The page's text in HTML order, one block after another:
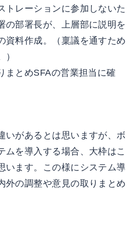
レーションに参加しないた
の部署長が、上層部に説明を
資料作成。（稟議を通すため
とめSFAの営業担当に確
いがあるとは思いますが、ボ
ムを導入する場合、大枠はこ
います。この様にシステム導
外の調整や意見の取りまとめ